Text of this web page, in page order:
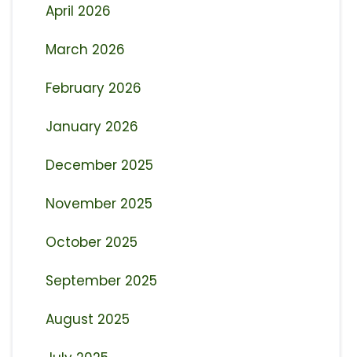
April 2026
March 2026
February 2026
January 2026
December 2025
November 2025
October 2025
September 2025
August 2025